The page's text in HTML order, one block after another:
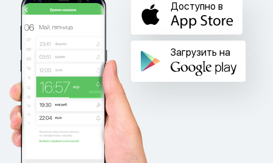
Доступно в
Загрузить на